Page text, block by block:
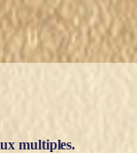
multiples.